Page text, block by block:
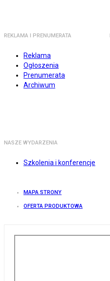
REKLAMA I PRENUMERATA
Reklama
Ogłoszenia
Prenumerata
Archiwum
NASZE WYDARZENIA
Szkolenia i konferencje
MAPA STRONY
OFERTA PRODUKTOWA